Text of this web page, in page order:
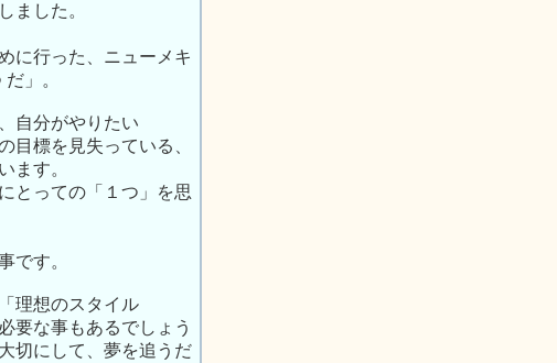
ました。
に行った、ニューメキ
」。
自分がやりたい
標を見失っている、
ます。
とっての「１つ」を思
です。
理想のスタイル
要な事もあるでしょう
切にして、夢を追うだ